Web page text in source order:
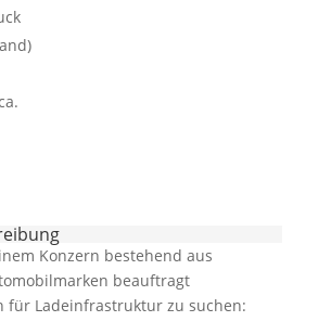
Konzern bestehend aus
beauftragt
für Ladeinfrastruktur zu suchen: